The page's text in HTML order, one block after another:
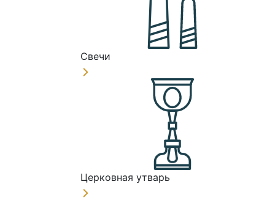
Свечи
Церковная утварь